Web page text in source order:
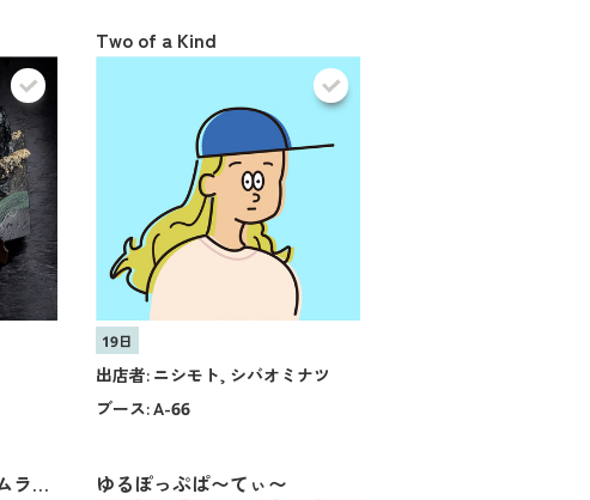
Two of a Kind
19日
出店者: ニシモト, シバオミナツ
ブース:A-66
アトリエ à la maison ノムラマユ ゆるぽっぷぱ〜てぃ〜